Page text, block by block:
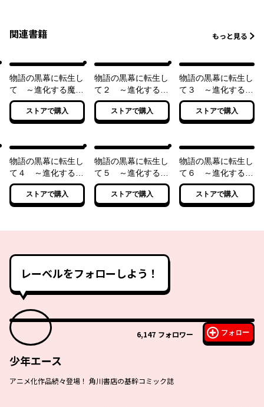
関連書籍 もっと見る
物語の黒幕に転生し
て ～進化する魔剣
とゲーム知識ですべ
てをねじ伏せる～
ストアで購入
物語の黒幕に転生し
て２ ～進化する魔
剣とゲーム知識です
べてをねじ伏せる～
【電子特別版】
ストアで購入
物語の黒幕に転生し
て３ ～進化する魔
剣とゲーム知識です
べてをねじ伏せる～
【電子特別版】
ストアで購入
物語の黒幕に転生し
て４ ～進化する魔
剣とゲーム知識です
べてをねじ伏せる～
【電子特別版】
ストアで購入
物語の黒幕に転生し
て５ ～進化する魔
剣とゲーム知識です
べてをねじ伏せる～
【電子特別版】
ストアで購入
物語の黒幕に転生し
て６ ～進化する魔
剣とゲーム知識です
べてをねじ伏せる～
【電子特別版】
ストアで購入
レーベルをフォローしよう！
6,147 フォロワー フォロー
少年エース
アニメ化作品続々登場！ 角川書店の基幹コミック誌